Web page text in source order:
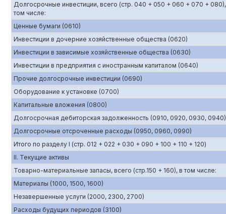
Долгосрочные инвестиции, всего (стр. 040 + 050 + 060 + 070 +
том числе:
Ценные бумаги (0610)
Инвестиции в дочерние хозяйственные общества (0620)
Инвестиции в зависимые хозяйственные общества (0630)
Инвестиции в предприятия с иностранным капиталом (0640)
Прочие долгосрочные инвестиции (0690)
Оборудование к установке (0700)
Капитальные вложения (0800)
Долгосрочная дебиторская задолженность (0910, 0920, 0930, 0940)
Долгосрочные отсроченные расходы (0950, 0960, 0990)
Итого по разделу I (стр. 012 + 022 + 030 + 090 + 100 + 110 + 120)
II. Текущие активы
Товарно-материальные запасы, всего (стр.150 + 160), в том числе:
Материалы (1000, 1500, 1600)
Незавершенные услуги (2000, 2300, 2700)
Расходы будущих периодов (3100)